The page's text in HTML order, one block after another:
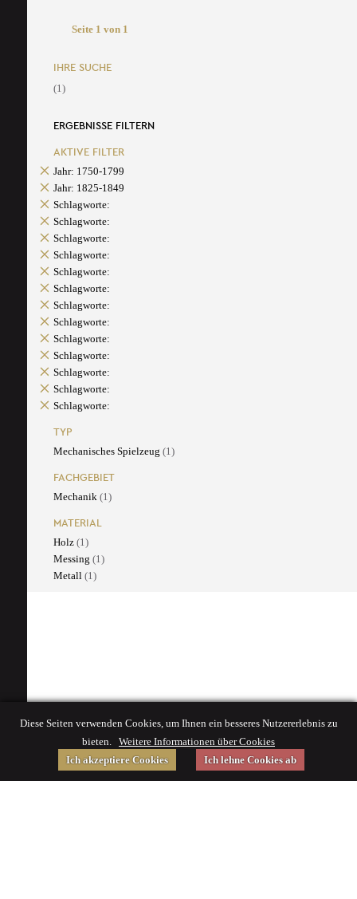
Seite 1 von 1
IHRE SUCHE
(1)
ERGEBNISSE FILTERN
AKTIVE FILTER
Jahr: 1750-1799
Jahr: 1825-1849
Schlagworte:
Schlagworte:
Schlagworte:
Schlagworte:
Schlagworte:
Schlagworte:
Schlagworte:
Schlagworte:
Schlagworte:
Schlagworte:
Schlagworte:
Schlagworte:
Schlagworte:
TYP
Mechanisches Spielzeug (1)
FACHGEBIET
Mechanik (1)
MATERIAL
Holz (1)
Messing (1)
Metall (1)
Diese Seiten verwenden Cookies, um Ihnen ein besseres Nutzererlebnis zu
bieten. Weitere Informationen über Cookies
Ich akzeptiere Cookies
Ich lehne Cookies ab